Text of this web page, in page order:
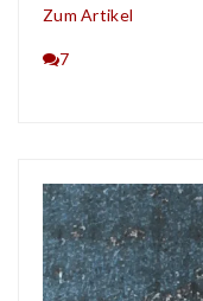
Zum Artikel
7